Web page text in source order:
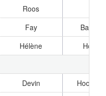
Roos
Fay
Hélène
Devin